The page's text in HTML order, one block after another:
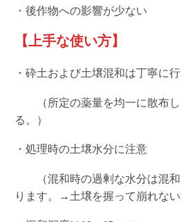
・後作物への影響が少ない
【上手な使い方】
・砕土および土壌混和は丁寧に行
（所定の薬量を均一に散布し
る。）
・処理時の土壌水分に注意
（混和時の過剰な水分は混和
ります。→土壌を握って崩れない